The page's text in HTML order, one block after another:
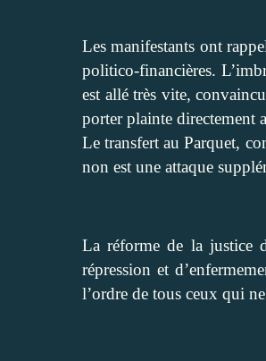
Les manifestants ont
politico-financières.
est allé très vite,
porter plainte directement
Le transfert au Parquet,
non est une attaque
La réforme de la justice
répression et
l’ordre de tous ceux qui